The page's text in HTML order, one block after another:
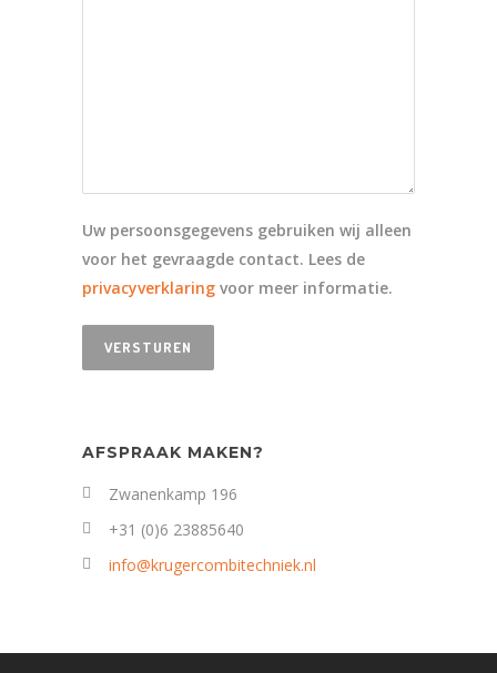
Uw persoonsgegevens gebruiken wij alleen
voor het gevraagde contact. Lees de
privacyverklaring voor meer informatie.
AFSPRAAK MAKEN?
Zwanenkamp 196
+31 (0)6 23885640
info@krugercombitechniek.nl